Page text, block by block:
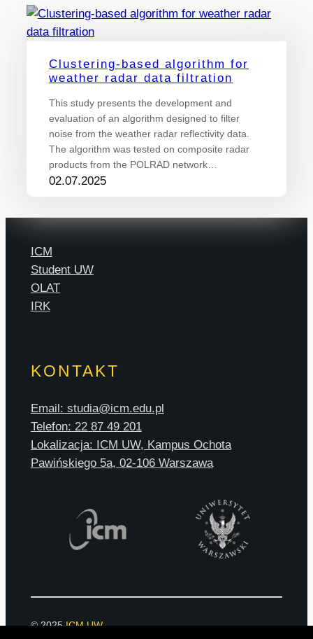
Clustering-based algorithm for
weather radar data filtration
This study presents the development and
evaluation of an algorithm designed to filter
noise from the weather radar reflectivity data.
The algorithm was tested on composite radar
products from the POLRAD network…
02.07.2025
ICM
Student UW
OLAT
IRK
KONTAKT
Email: studia@icm.edu.pl
Telefon: 22 87 49 201
Lokalizacja: ICM UW, Kampus Ochota
Pawińskiego 5a, 02-106 Warszawa
© 2025ICM UW